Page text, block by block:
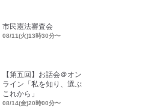
市民憲法審査会
08/11(火)13時30分〜
【第五回】お話会＠オン
ライン「私を知り、選ぶ
これから」
08/14(金)20時00分〜